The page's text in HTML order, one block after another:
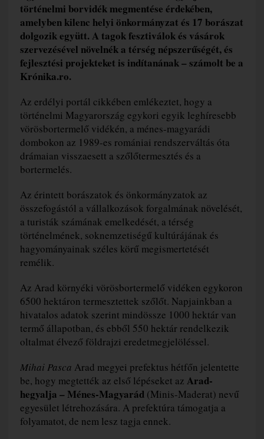
történelmi borvidék megmentése érdekében,
amelyben kilenc helyi önkormányzat és 17 borászat
dolgozik együtt. A tagok fesztiválok és vásárok
szervezésével növelnék a térség népszerűségét, és
fejlesztési projekteket is indítanának – számolt be a
Krónika.ro.
Az erdélyi portál cikkében emlékeztet, hogy a
történelmi Magyarország egykori egyik leghíresebb
vörösbortermelő vidékén, a ménes-magyarádi
dombokon az 1989-es romániai rendszerváltás óta
drámaian visszaesett a szőlőtermesztés és a
bortermelés.
Az érintett borászatok és önkormányzatok az
összefogástól a vállalkozások forgalmának növelését,
a turisták számának emelkedését, a térség
történelmének, soknemzetiségű kultúrájának és
hagyományainak széles körű megismertetését
remélik.
Az Arad környéki vörösbortermelő vidéken egykoron
6500 hektáron termesztettek szőlőt. Napjainkban a
hivatalos adatok szerint mindössze 1000 hektár van
termő állapotban, és ebből 550 hektár rendelkezik
oltalmat élvező földrajzi eredetmegjelöléssel.
Mihai Pasca Arad megyei prefektus hétfőn jelentette
be, hogy megtették az első lépéseket az Arad-
hegyalja – Ménes-Magyarád(Minis-Maderat) nevű
egyesület létrehozására. A prefektúra támogatja a
folyamatot, de nem lesz tagja ennek.